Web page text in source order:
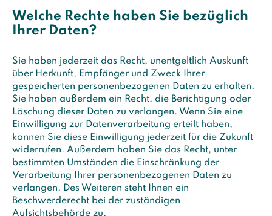
Welche Rechte haben Sie bezüglich
Ihrer Daten?
Sie haben jederzeit das Recht, unentgeltlich Auskunft
über Herkunft, Empfänger und Zweck Ihrer
gespeicherten personenbezogenen Daten zu erhalten.
Sie haben außerdem ein Recht, die Berichtigung oder
Löschung dieser Daten zu verlangen. Wenn Sie eine
Einwilligung zur Datenverarbeitung erteilt haben,
können Sie diese Einwilligung jederzeit für die Zukunft
widerrufen. Außerdem haben Sie das Recht, unter
bestimmten Umständen die Einschränkung der
Verarbeitung Ihrer personenbezogenen Daten zu
verlangen. Des Weiteren steht Ihnen ein
Beschwerderecht bei der zuständigen
Aufsichtsbehörde zu.